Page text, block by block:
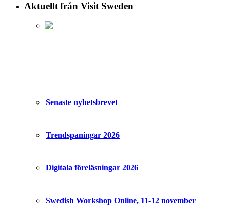
Aktuellt från Visit Sweden
Senaste nyhetsbrevet
Trendspaningar 2026
Digitala föreläsningar 2026
Swedish Workshop Online, 11-12 november